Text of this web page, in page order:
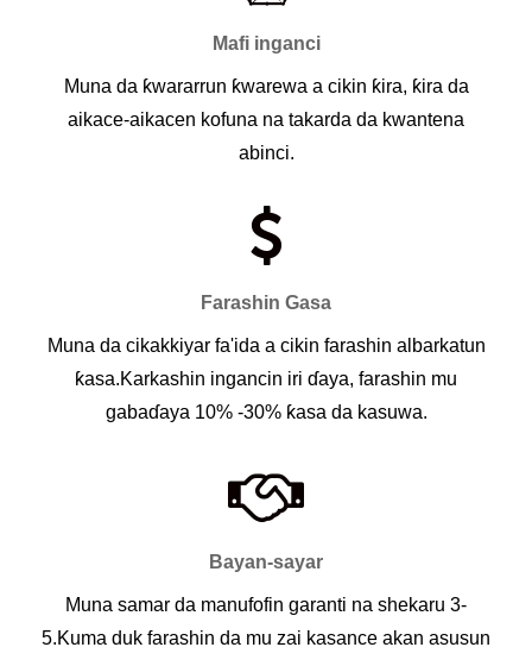
Mafi inganci
Muna da ƙwararrun ƙwarewa a cikin ƙira, ƙira da
aikace-aikacen kofuna na takarda da kwantena
abinci.
Farashin Gasa
Muna da cikakkiyar fa'ida a cikin farashin albarkatun
ƙasa.Karkashin ingancin iri ɗaya, farashin mu
gabaɗaya 10% -30% ƙasa da kasuwa.
Bayan-sayar
Muna samar da manufofin garanti na shekaru 3-
5.Kuma duk farashin da mu zai kasance akan asusun